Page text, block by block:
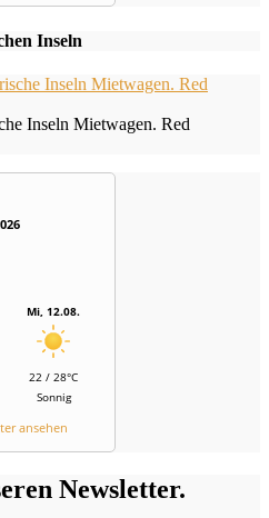
Inseln
Inseln Mietwagen. Red
Mi, 12.08.
22 / 28°C
Sonnig
ansehen
Newsletter.